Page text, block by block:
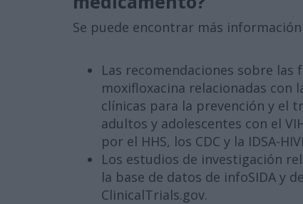
Se puede encontrar más
Las recomendaciones sobre
moxifloxacina relacionadas con
clínicas para la prevención y el
adultos y adolescentes con el
por el HHS, los CDC y la IDSA-
Los estudios de investigación
la base de datos de infoSIDA y
ClinicalTrials.gov.